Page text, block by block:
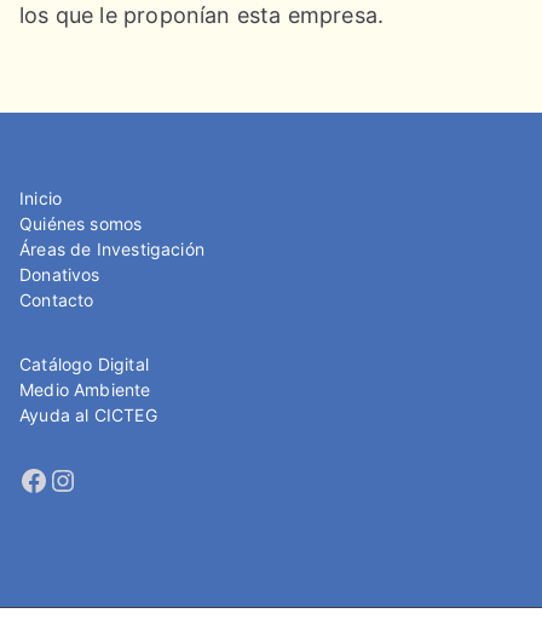
los que le proponían esta empresa.
Inicio
Quiénes somos
Áreas de Investigación
Donativos
Contacto
Catálogo Digital
Medio Ambiente
Ayuda al CICTEG
Facebook
Instagram